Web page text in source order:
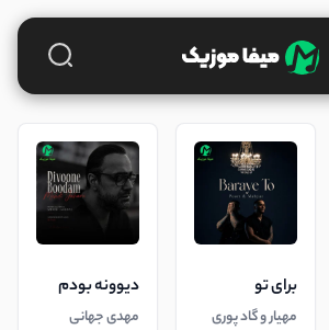
برای تو
مهیار و گاد پوری
دیوونه بودم
مهدی جهانی